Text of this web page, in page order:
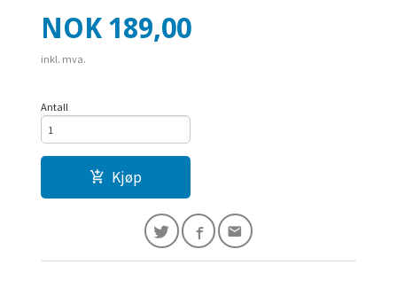
Pris
NOK 189,00
inkl. mva.
Antall
Kjøp